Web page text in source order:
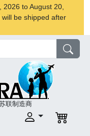
to August 20,
be shipped after
联制造商